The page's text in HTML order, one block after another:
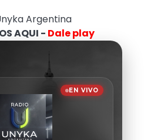
Argentina
AQUI - Dale play